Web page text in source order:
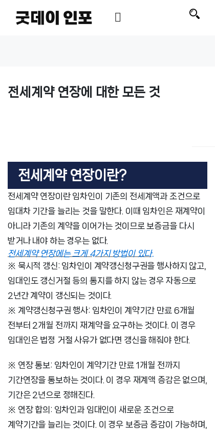
굿데이 인포
전세계약 연장에 대한 모든 것
전세계약 연장이란?
전세계약 연장이란 임차인이 기존의 전세계액과 조건으로
임대차 기간을 늘리는 것을 말한다. 이때 임차인은 재계약이
아니라 기존의 계약을 이어가는 것이므로 보증금을 다시
받거나 내야 하는 경우는 없다.
전세계약 연장에는 크게 4가지 방법이 있다.
※ 묵시적 갱신: 임차인이 계약갱신청구권을 행사하지 않고,
임대인도 갱신거절 등의 통지를 하지 않는 경우 자동으로
2년간 계약이 갱신되는 것이다.
※ 계약갱신청구권 행사: 임차인이 계약기간 만료 6개월
전부터 2개월 전까지 재계약을 요구하는 것이다. 이 경우
임대인은 법정 거절 사유가 없다면 갱신을 해줘야 한다.
※ 연장 통보: 임차인이 계약기간 만료 1개월 전까지
기간연장을 통보하는 것이다. 이 경우 재계액 증감은 없으며,
기간은 2년으로 정해진다.
※ 연장 합의: 임차인과 임대인이 새로운 조건으로
계약기간을 늘리는 것이다. 이 경우 보증금 증감이 가능하며,